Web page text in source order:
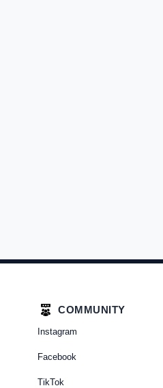
COMMUNITY
Instagram
Facebook
TikTok